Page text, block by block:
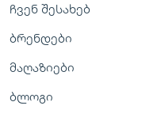
ჩვენ შესახებ
ბრენდები
მაღაზიები
ბლოგი